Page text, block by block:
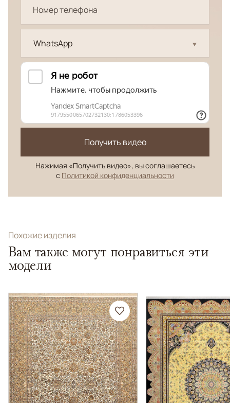
WhatsApp
Получить видео
Нажимая «Получить видео», вы соглашаетесь
с Политикой конфиденциальности
Похожие изделия
Вам также могут понравиться эти
модели